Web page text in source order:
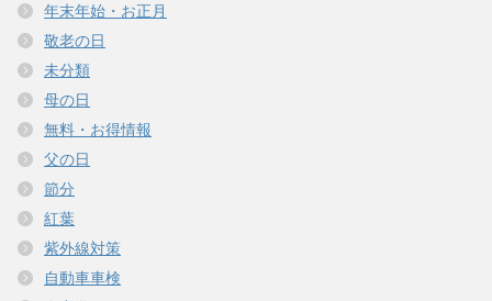
年末年始・お正月
敬老の日
未分類
母の日
無料・お得情報
父の日
節分
紅葉
紫外線対策
自動車車検